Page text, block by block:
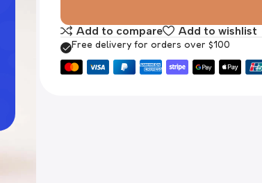
Add to compare
Add to wishlist
Free delivery for orders over $100